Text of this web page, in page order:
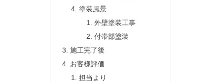
塗装風景
外壁塗装工事
付帯部塗装
施工完了後
お客様評価
担当より